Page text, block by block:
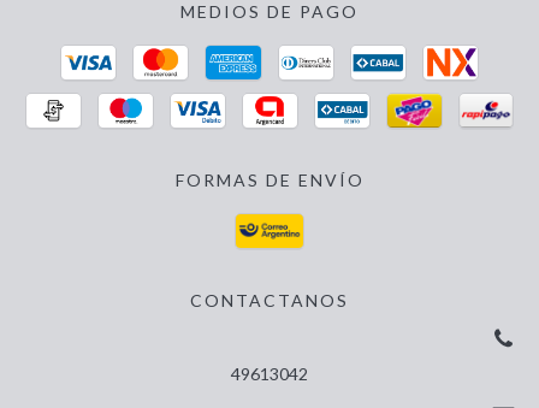
MEDIOS DE PAGO
FORMAS DE ENVÍO
CONTACTANOS
49613042